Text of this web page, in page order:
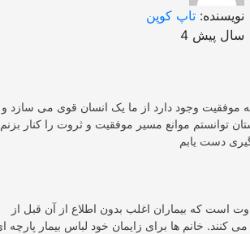
نویسنده: تاپ کوپن
4 سال پیش
وجود دارد از ما یک انسان قوی می سازد و
توانستم موانع مسیر موفقیت و ثروت را کنار
است که بیماران اغلب بدون اطلاع از آن قبل از
خانم ها برای زایمان خود لباس بیمار پارچه